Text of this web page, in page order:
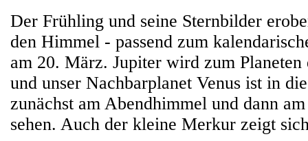
Der Frühling und seine Sternbilder
den Himmel - passend zum
am 20. März. Jupiter wird zum Planeten
und unser Nachbarplanet Venus ist in
zunächst am Abendhimmel und dann
sehen. Auch der kleine Merkur zeigt